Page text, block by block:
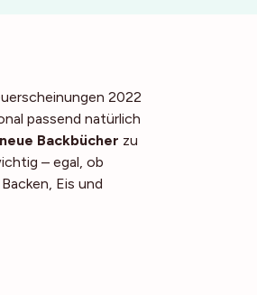
2022
passend natürlich
neue Backbücher zu
– egal, ob
Eis und